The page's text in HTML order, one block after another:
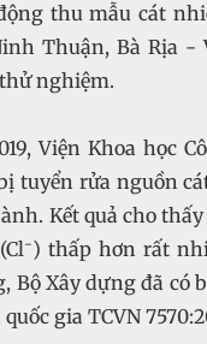
thu mẫu cát
Thuận, Bà Rịa -
nghiệm.
Viện Khoa học
tuyển rửa nguồn
Kết quả cho
-) thấp hơn rất
Bộ Xây dựng đã có
gia TCVN